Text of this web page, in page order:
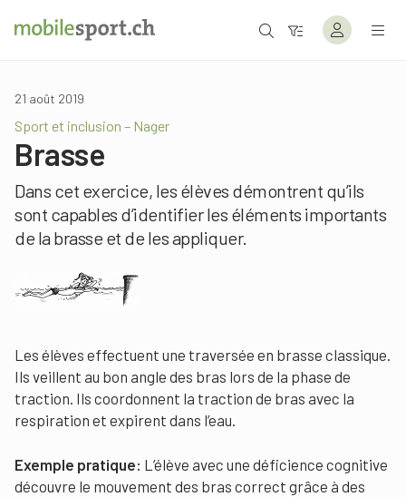
21 août 2019
Sport et inclusion – Nager
Brasse
Dans cet exercice, les élèves démontrent qu’ils
sont capables d’identifier les éléments importants
de la brasse et de les appliquer.
Les élèves effectuent une traversée en brasse classique.
Ils veillent au bon angle des bras lors de la phase de
traction. Ils coordonnent la traction de bras avec la
respiration et expirent dans l’eau.
Exemple pratique: L’élève avec une déficience cognitive
découvre le mouvement des bras correct grâce à des